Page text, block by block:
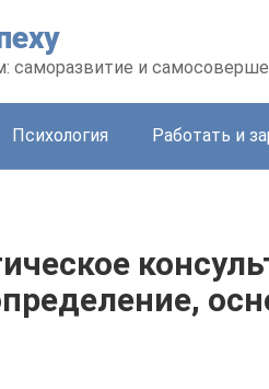
саморазвитие и
Психология Работать и